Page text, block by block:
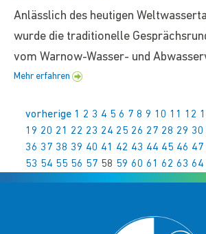
Anlässlich des heutigen
wurde die traditionelle
vom Warnow-Wasser- und
Mehr erfahren
vorherige 1 2 3 4 5 6 7 8 9 10 11 12
19 20 21 22 23 24 25 26 27 28 29 30
36 37 38 39 40 41 42 43 44 45 46 47
53 54 55 56 57 58 59 60 61 62 63 64